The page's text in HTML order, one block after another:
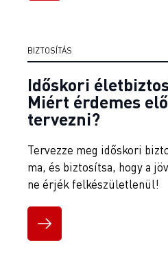
BIZTOSÍTÁS
Időskori
Miért érdemes
tervezni?
Tervezze meg időskori
ma, és biztosítsa, hogy a
ne érjék felkészületlenül!